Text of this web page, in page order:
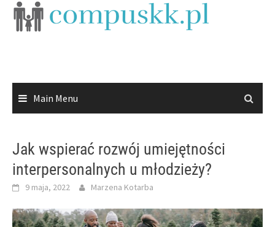
Skip
Main Menu
Jak wspierać rozwój umiejętności
interpersonalnych u młodzieży?
9 maja, 2022 Marzena Kotarba